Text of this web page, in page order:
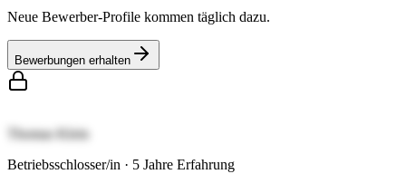
Neue Bewerber-Profile kommen täglich dazu.
Bewerbungen erhalten
Thomas Klein
Betriebsschlosser/in · 5 Jahre Erfahrung